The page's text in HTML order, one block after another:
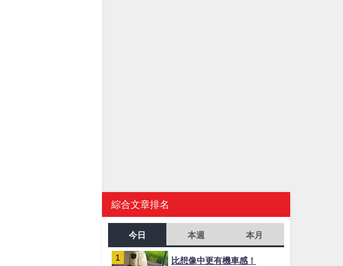
綜合文章排名
今日 本週 本月
比想像中更有機車感！